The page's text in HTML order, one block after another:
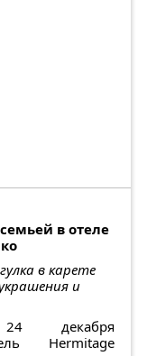
в отеле
в карете
и
24 декабря
Hermitage